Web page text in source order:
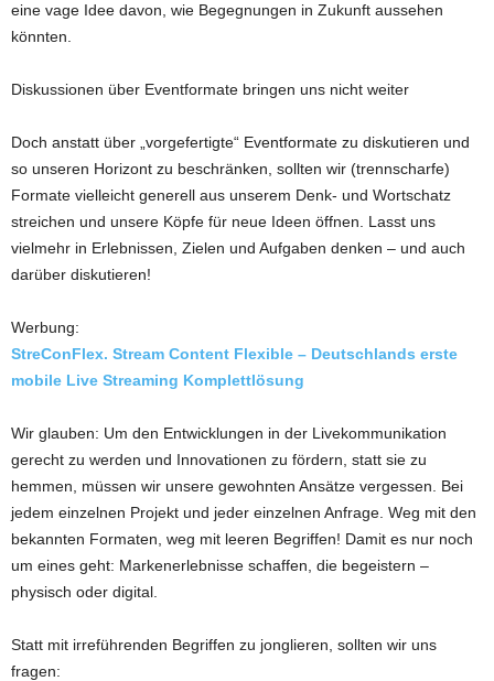
eine vage Idee davon, wie Begegnungen in Zukunft aussehen
könnten.
Diskussionen über Eventformate bringen uns nicht weiter
Doch anstatt über „vorgefertigte“ Eventformate zu diskutieren und
so unseren Horizont zu beschränken, sollten wir (trennscharfe)
Formate vielleicht generell aus unserem Denk- und Wortschatz
streichen und unsere Köpfe für neue Ideen öffnen. Lasst uns
vielmehr in Erlebnissen, Zielen und Aufgaben denken – und auch
darüber diskutieren!
Werbung:
StreConFlex. Stream Content Flexible – Deutschlands erste
mobile Live Streaming Komplettlösung
Wir glauben: Um den Entwicklungen in der Livekommunikation
gerecht zu werden und Innovationen zu fördern, statt sie zu
hemmen, müssen wir unsere gewohnten Ansätze vergessen. Bei
jedem einzelnen Projekt und jeder einzelnen Anfrage. Weg mit den
bekannten Formaten, weg mit leeren Begriffen! Damit es nur noch
um eines geht: Markenerlebnisse schaffen, die begeistern –
physisch oder digital.
Statt mit irreführenden Begriffen zu jonglieren, sollten wir uns
fragen: